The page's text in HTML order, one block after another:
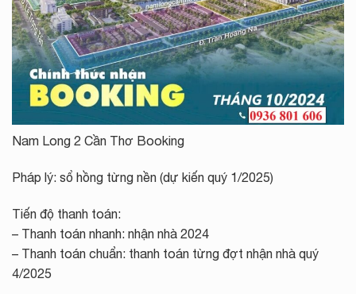
Nam Long 2 Cần Thơ Booking
Pháp lý: sổ hồng từng nền (dự kiến quý 1/2025)
Tiến độ thanh toán:
– Thanh toán nhanh: nhận nhà 2024
– Thanh toán chuẩn: thanh toán từng đợt nhận nhà quý
4/2025